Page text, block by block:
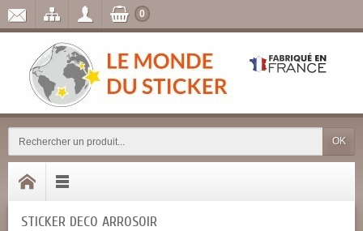
OK
0
STICKER DECO ARROSOIR